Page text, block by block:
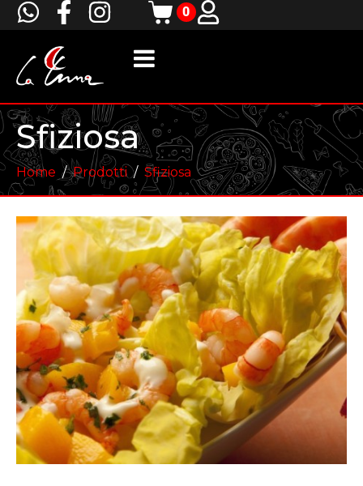
0
Sfiziosa
Home Prodotti Sfiziosa